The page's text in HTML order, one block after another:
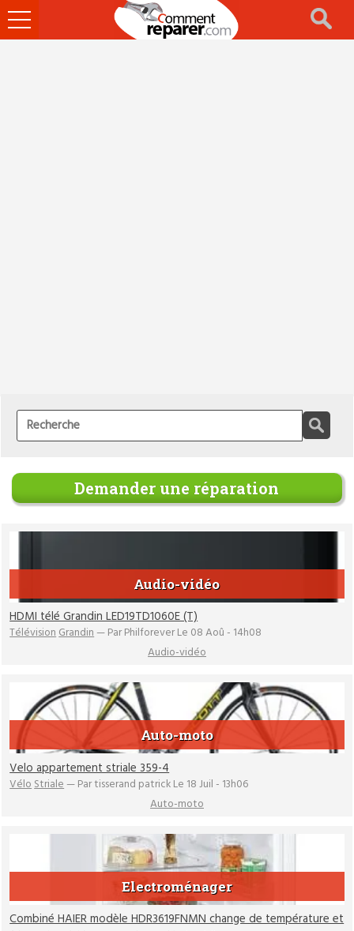
Ouvrir
le
Demander une réparation
Audio-vidéo
HDMI télé Grandin LED19TD1060E (T)
TélévisionGrandin— Par Philforever Le 08 Aoû - 14h08
Audio-vidéo
Auto-moto
Velo appartement striale 359-4
VéloStriale— Par tisserand patrick Le 18 Juil - 13h06
Auto-moto
Electroménager
Combiné HAIER modèle HDR3619FNMN change de température et